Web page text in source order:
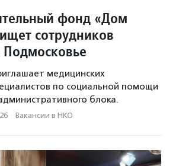
фонд «Дом
сотрудников
медицинских
по социальной помощи
блока.
· Вакансии в НКО